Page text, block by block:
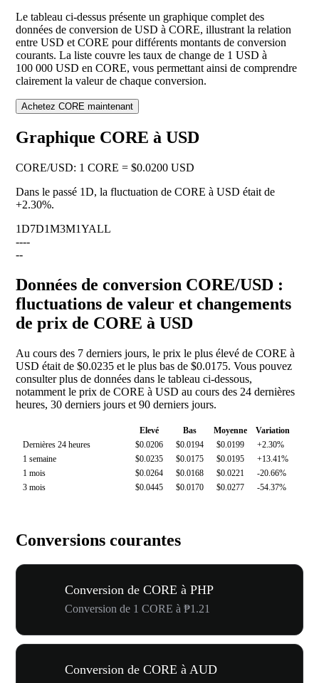
Le tableau ci-dessus présente un graphique complet des
données de conversion de USD à CORE, illustrant la relation
entre USD et CORE pour différents montants de conversion
courants. La liste couvre les taux de change de 1 USD à
100 000 USD en CORE, vous permettant ainsi de comprendre
clairement la valeur de chaque conversion.
Achetez CORE maintenant
Graphique CORE à USD
CORE/USD: 1 CORE = $0.0200 USD
Dans le passé 1D, la fluctuation de CORE à USD était de
+2.30%.
1D7D1M3M1YALL
----
--
Données de conversion CORE/USD :
fluctuations de valeur et changements
de prix de CORE à USD
Au cours des 7 derniers jours, le prix le plus élevé de CORE à
USD était de $0.0235 et le plus bas de $0.0175. Vous pouvez
consulter plus de données dans le tableau ci-dessous,
notamment le prix de CORE à USD au cours des 24 dernières
heures, 30 derniers jours et 90 derniers jours.
Elevé Bas Moyenne
Variation
Dernières 24 heures
$0.0206 $0.0194 $0.0199
+2.30%
1 semaine
$0.0235 $0.0175 $0.0195
+13.41%
1 mois
$0.0264 $0.0168 $0.0221
-20.66%
3 mois
$0.0445 $0.0170 $0.0277 -54.37%
Conversions courantes
Conversion de CORE à PHP
Conversion de 1 CORE à ₱1.21
Conversion de CORE à AUD